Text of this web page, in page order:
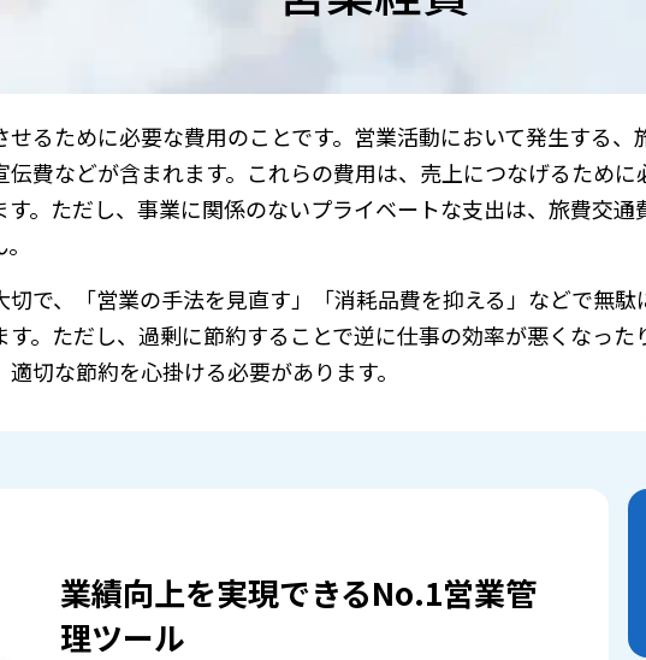
せるために必要な費用のことです。営業活動において発生する、
費などが含まれます。これらの費用は、売上につなげるために
。ただし、事業に関係のないプライベートな支出は、旅費交通
で、「営業の手法を見直す」「消耗品費を抑える」などで無駄
。ただし、過剰に節約することで逆に仕事の効率が悪くなった
切な節約を心掛ける必要があります。
業績向上を実現できるNo.1営業管
理ツール